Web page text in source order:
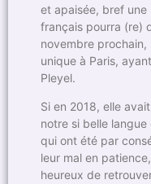
et apaisée, bref
français pourra (re)
novembre prochain,
unique à Paris,
Pleyel.
Si en 2018, elle
notre si belle
qui ont été par
leur mal en
heureux de